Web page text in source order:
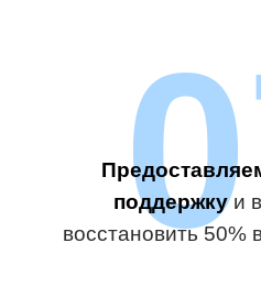
поддержку и
восстановить